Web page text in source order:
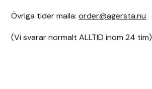
Övriga tider maila:order@agersta.nu
(Vi svarar normalt ALLTID inom 24 tim)